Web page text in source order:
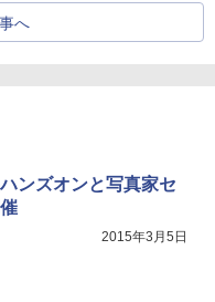
へ
ンズオンと写真家セ
2015年3月5日